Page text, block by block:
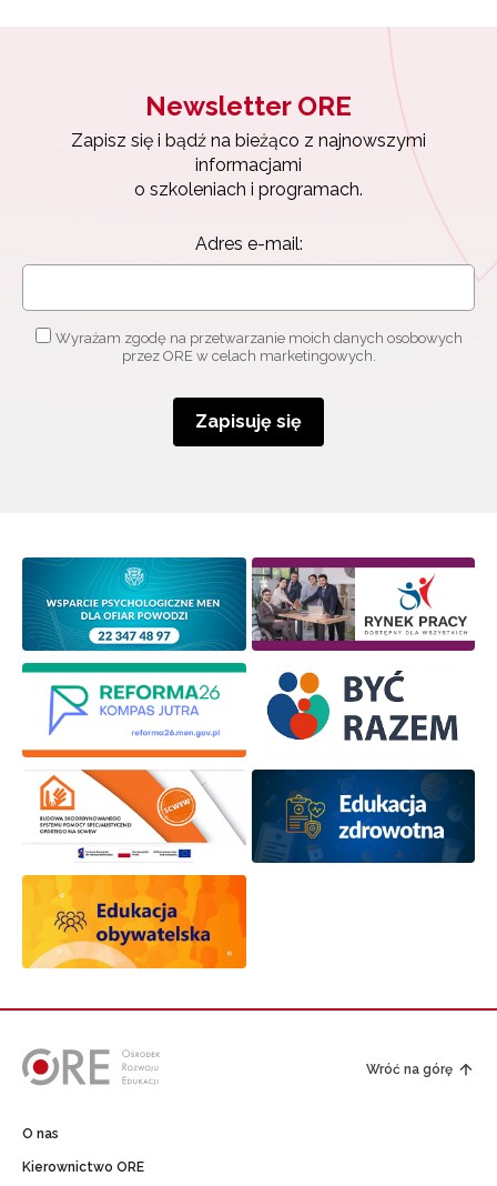
Newsletter ORE
Zapisz się i bądź na bieżąco z najnowszymi
informacjami
o szkoleniach i programach.
Adres e-mail:
Wyrażam zgodę na przetwarzanie moich danych osobowych
przez ORE w celach marketingowych.
Zapisuję się
Wróć na górę
O nas
Kierownictwo ORE